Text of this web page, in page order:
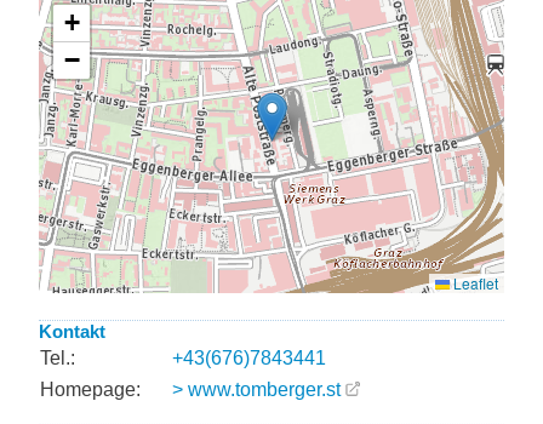
Kontakt
Tel.:
+43(676)7843441
Homepage:
> www.tomberger.st